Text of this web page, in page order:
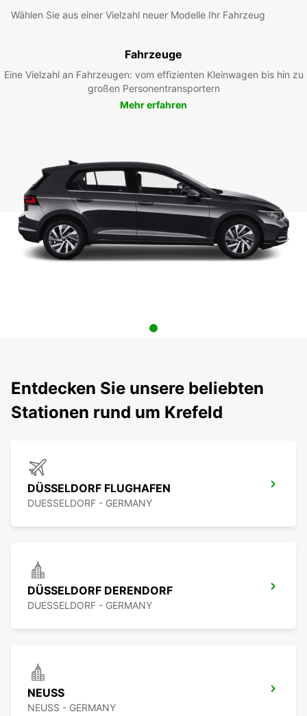
Wählen Sie aus einer Vielzahl neuer Modelle Ihr Fahrzeug
Fahrzeuge
Eine Vielzahl an Fahrzeugen: vom effizienten Kleinwagen bis hin zu
großen Personentransportern
Mehr erfahren
Entdecken Sie unsere beliebten
Stationen rund um Krefeld
DÜSSELDORF FLUGHAFEN
DUESSELDORF - GERMANY
DÜSSELDORF DERENDORF
DUESSELDORF - GERMANY
NEUSS
NEUSS - GERMANY